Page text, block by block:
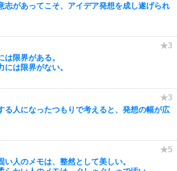
志があってこそ、アイデア発想を成し遂げられ
は限界がある。
には限界がない。
る人になったつもりで考えると、発想の幅が広
い人のメモは、整然として美しい。